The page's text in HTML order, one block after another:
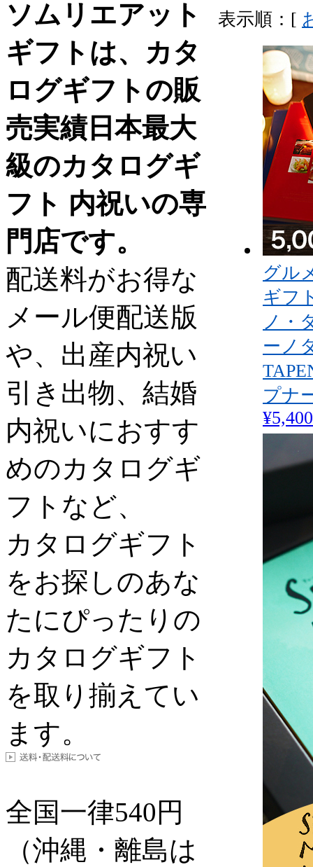
表示順：[
グル
ギフ
ノ・
ーノ
プナ
¥5,400
ソムリエアット
ギフトは、カタ
ログギフトの販
売実績日本最大
級のカタログギ
フト 内祝いの専
門店です。
配送料がお得な
メール便配送版
や、出産内祝い
引き出物、結婚
内祝いにおすす
めのカタログギ
フトなど、
カタログギフト
をお探しのあな
たにぴったりの
カタログギフト
を取り揃えてい
ます。
全国一律540円
（沖縄・離島は